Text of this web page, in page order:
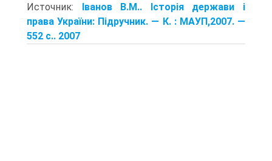
Источник: Іванов В.М.. Історія держави і
права України: Підручник. — К. : МАУП,2007. —
552 с.. 2007